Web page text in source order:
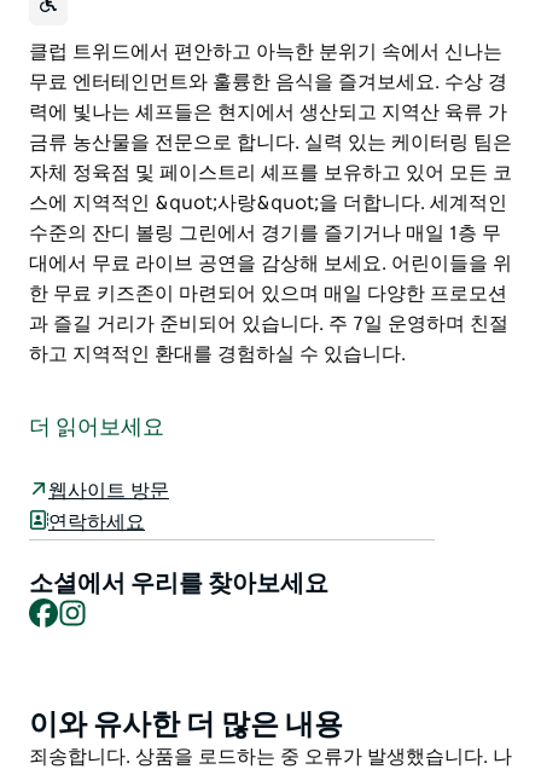
클럽 트위드에서 편안하고 아늑한 분위기 속에서 신나는
무료 엔터테인먼트와 훌륭한 음식을 즐겨보세요. 수상 경
력에 빛나는 셰프들은 현지에서 생산되고 지역산 육류 가
금류 농산물을 전문으로 합니다. 실력 있는 케이터링 팀은
자체 정육점 및 페이스트리 셰프를 보유하고 있어 모든 코
스에 지역적인 &quot;사랑&quot;을 더합니다. 세계적인
수준의 잔디 볼링 그린에서 경기를 즐기거나 매일 1층 무
대에서 무료 라이브 공연을 감상해 보세요. 어린이들을 위
한 무료 키즈존이 마련되어 있으며 매일 다양한 프로모션
과 즐길 거리가 준비되어 있습니다. 주 7일 운영하며 친절
하고 지역적인 환대를 경험하실 수 있습니다.
무료 엔터테인먼트와 훌륭한 음식을 즐겨보세요.
육류 가금류 농산물을 전문으로 합니다. 실력 있는 케이터
링 팀은 자체 정육점 및 페이스트리 셰프를 보유하고 있어
세계적인 수준의 잔디 볼링 그린에서 경기를 즐기거나 매
일 1층 무대에서 무료 라이브 공연을 감상해 보세요.
운영하며 친절하고 지역적인 환대를 경험하실 수 있습니
다.
더 읽어보세요
웹사이트 방문
연락하세요
소셜에서 우리를 찾아보세요
Facebook
Product
List
이와 유사한 더 많은 내용
Product
죄송합니다. 상품을 로드하는 중 오류가 발생했습니다. 나